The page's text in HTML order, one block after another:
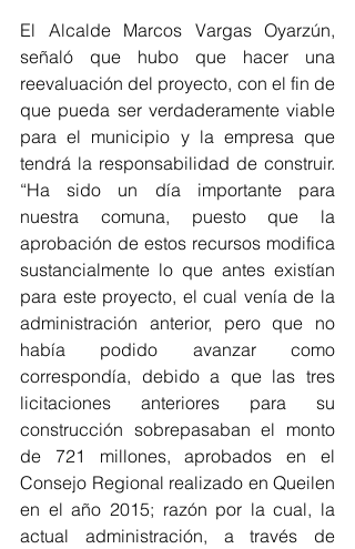
El Alcalde Marcos Vargas Oyarzún,
señaló que hubo que hacer una
reevaluación del proyecto, con el fin de
que pueda ser verdaderamente viable
para el municipio y la empresa que
tendrá la responsabilidad de construir.
“Ha sido un día importante para
nuestra comuna, puesto que la
aprobación de estos recursos modifica
sustancialmente lo que antes existían
para este proyecto, el cual venía de la
administración anterior, pero que no
había podido avanzar como
correspondía, debido a que las tres
licitaciones anteriores para su
construcción sobrepasaban el monto
de 721 millones, aprobados en el
Consejo Regional realizado en Queilen
en el año 2015; razón por la cual, la
actual administración, a través de